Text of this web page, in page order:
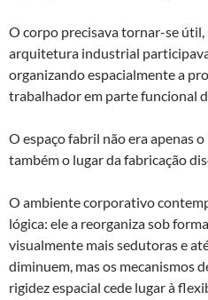
O corpo precisava tornar-se
arquitetura industrial
organizando espacialmente a
trabalhador em parte funcional
O espaço fabril não era apenas
também o lugar da fabricação
O ambiente corporativo
lógica: ele a reorganiza sob
visualmente mais sedutoras e
diminuem, mas os mecanismos
rigidez espacial cede lugar à